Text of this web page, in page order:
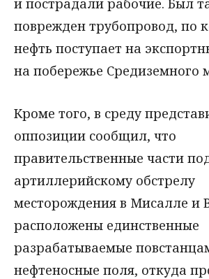
и пострадали рабочие. Был
поврежден трубопровод, по
нефть поступает на
на побережье Средиземного
Кроме того, в среду
оппозиции сообщил, что
правительственные части
артиллерийскому обстрелу
месторождения в Мисалле и
расположены единственные
разрабатываемые
нефтеносные поля, откуда